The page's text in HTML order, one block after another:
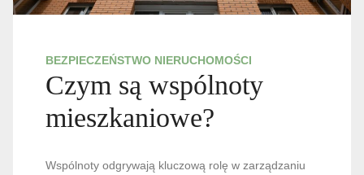
BEZPIECZEŃSTWO NIERUCHOMOŚCI
Czym są wspólnoty
mieszkaniowe?
Wspólnoty odgrywają kluczową rolę w zarządzaniu